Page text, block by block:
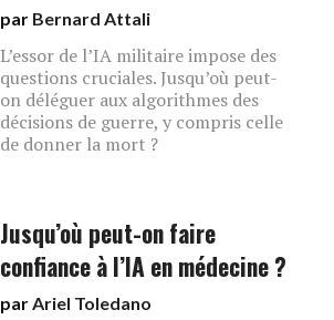
par Bernard Attali
L’essor de l’IA militaire impose des
questions cruciales. Jusqu’où peut-
on déléguer aux algorithmes des
décisions de guerre, y compris celle
de donner la mort ?
Jusqu’où peut-on faire
confiance à l’IA en médecine ?
parAriel Toledano